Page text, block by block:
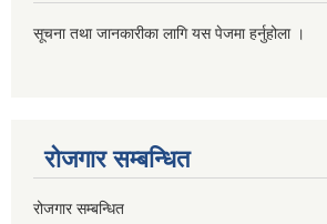
सूचना तथा जानकारीका लागि यस पेजमा हर्नुहोला ।
रोजगार सम्बन्धित
रोजगार सम्बन्धित